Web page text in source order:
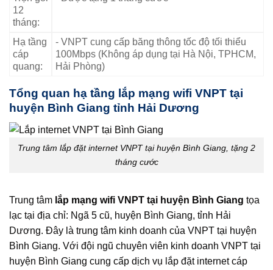
12
tháng:
Hạ tầng
cáp
quang:
- VNPT cung cấp băng thông tốc độ tối thiểu
100Mbps (Không áp dụng tại Hà Nội, TPHCM,
Hải Phòng)
Tổng quan hạ tầng lắp mạng wifi VNPT tại
huyện Bình Giang tỉnh Hải Dương
Trung tâm lắp đặt internet VNPT tại huyện Bình Giang, tặng 2
tháng cước
Trung tâm lắp mạng wifi VNPT tại huyện Bình Giang tọa
lạc tại địa chỉ: Ngã 5 cũ, huyện Bình Giang, tỉnh Hải
Dương. Đây là trung tâm kinh doanh của VNPT tại huyện
Bình Giang. Với đội ngũ chuyên viên kinh doanh VNPT tại
huyện Bình Giang cung cấp dịch vụ lắp đặt internet cáp